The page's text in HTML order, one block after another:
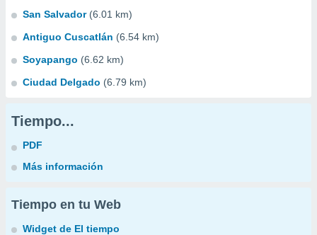
San Salvador (6.01 km)
Antiguo Cuscatlán (6.54 km)
Soyapango (6.62 km)
Ciudad Delgado (6.79 km)
Tiempo...
PDF
Más información
Tiempo en tu Web
Widget de El tiempo